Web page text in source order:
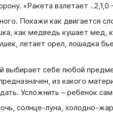
«Ракета взлетает
Покажи как двигается
как медведь кушает мед,
летает орел, лошадка
выбирает себе любой
из какого
Усложнить – ребенок
солнце-луна, холодно-